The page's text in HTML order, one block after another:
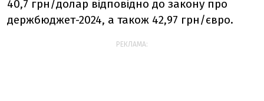
40,7 грн/долар відповідно до закону про
держбюджет-2024, а також 42,97 грн/євро.
РЕКЛАМА: